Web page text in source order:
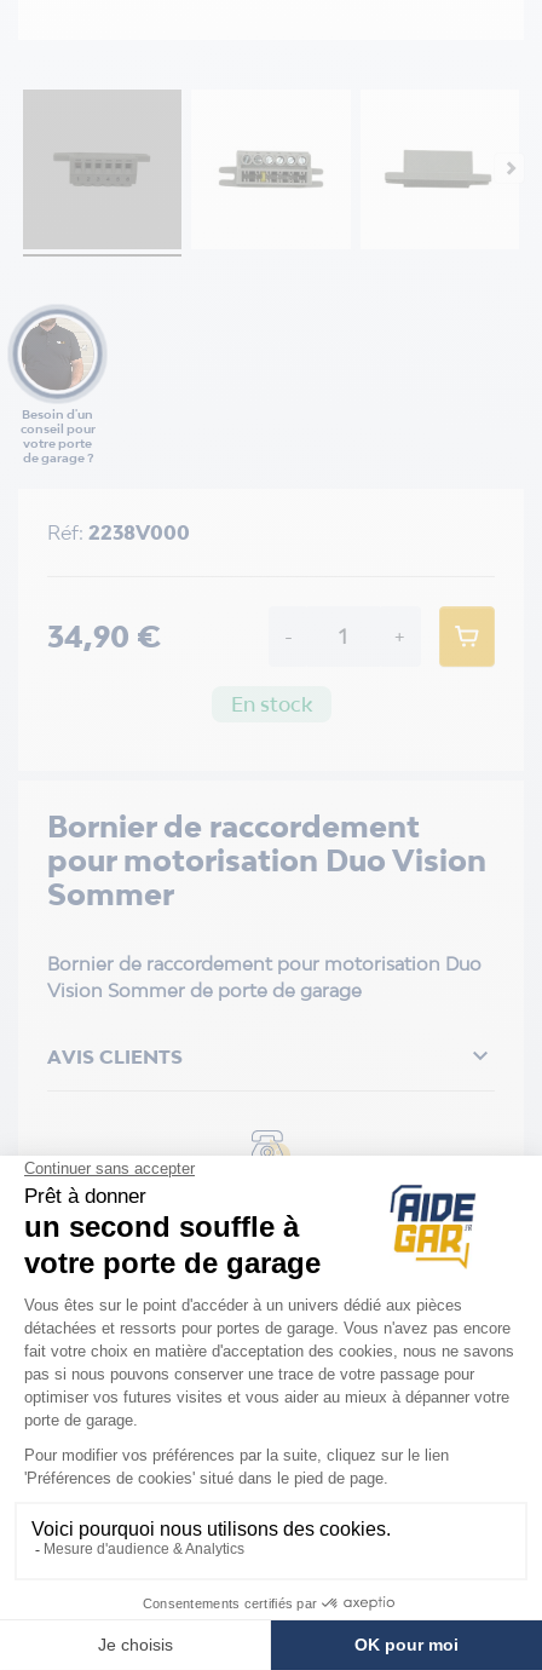
Besoin d'un
conseil pour
votre porte
de garage ?
Bornier de raccordement
pour motorisation Duo Vision
Sommer
Bornier de raccordement pour motorisation Duo
Vision Sommer de porte de garage
AVIS CLIENTS 
Assistance Diagnostic & installation
Installation rapide et facile
Réf: 2238V000
34,90 € - +
En stock
Nous sommes làpour vous
pour réparer à distance au :
03 62 02 10 33